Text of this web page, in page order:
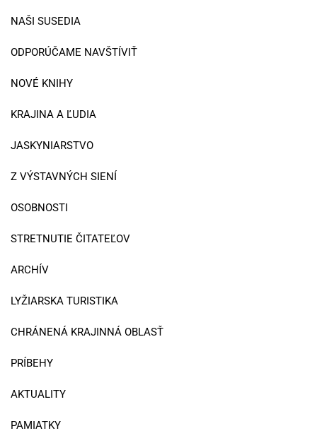
NAŠI SUSEDIA
ODPORÚČAME NAVŠTÍVIŤ
NOVÉ KNIHY
KRAJINA A ĽUDIA
JASKYNIARSTVO
Z VÝSTAVNÝCH SIENÍ
OSOBNOSTI
STRETNUTIE ČITATEĽOV
ARCHÍV
LYŽIARSKA TURISTIKA
CHRÁNENÁ KRAJINNÁ OBLASŤ
PRÍBEHY
AKTUALITY
PAMIATKY